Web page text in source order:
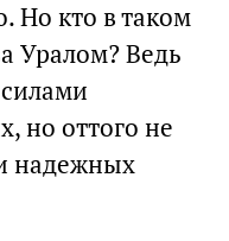
Но кто в таком
Уралом? Ведь
но оттого не
надежных